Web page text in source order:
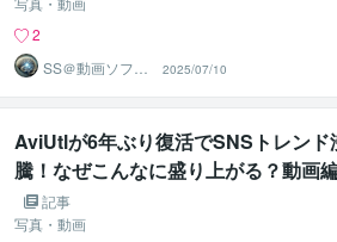
すく紹介【ゆっくりAviUtl】
2
SS＠動画ソフト
ウェアエンジニ
ア
2025/07/10
AviUtlが6年ぶり復活でSNSトレンド
騰！なぜこんなに盛り上がる？動画
フトAviUtl2の歴史、話題の背景をわ
やすく解説します【ゆっくりニュース
記事
写真・動画